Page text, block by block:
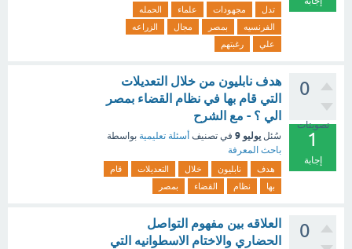
تدل مجهودات علماء
الحمله
الفرنسيه
بمصر مجال
الزراعه
علي
رغبتهم
0
تصويتات
1
إجابة
هدف نابليون من خلال التعديلات
التي قام بها في نظام القضاء بمصر
الي ؟ - مع الشرح
سُئل يوليو 9 في تصنيف أسئلة تعليمية بواسطة
باحث المعرفة
هدف نابليون خلال التعديلات
قام
بها
نظام القضاء بمصر
0
العلاقه بين مفهوم التواصل
الحضاري والاختام الاسطوانيه التي